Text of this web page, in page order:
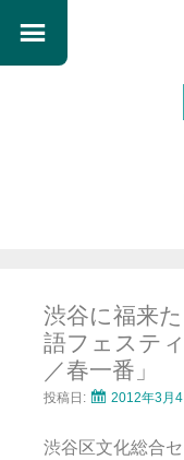
ン
ツ
へ
ス
ッ
渋谷に福来
語フェステ
／春一番」
投稿日: 2012年3月4
渋谷区文化総合